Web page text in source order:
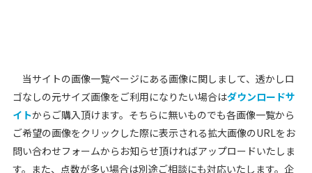
当サイトの画像一覧ページにある画像に関しまして、透かしロ
ゴなしの元サイズ画像をご利用になりたい場合はダウンロードサ
イトからご購入頂けます。そちらに無いものでも各画像一覧から
ご希望の画像をクリックした際に表示される拡大画像のURLをお
問い合わせフォームからお知らせ頂ければアップロードいたしま
す。また、点数が多い場合は別途ご相談にも対応いたします。企